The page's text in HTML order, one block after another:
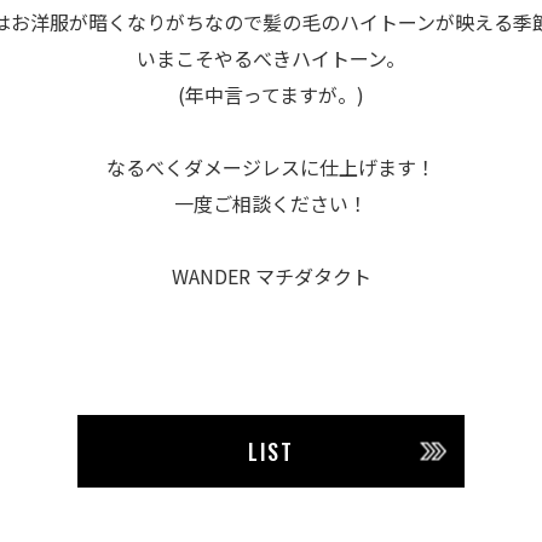
お洋服が暗くなりがちなので髪の毛のハイトーンが映える季
いまこそやるべきハイトーン。
(年中言ってますが。)
なるべくダメージレスに仕上げます！
一度ご相談ください！
WANDER マチダタクト
LIST